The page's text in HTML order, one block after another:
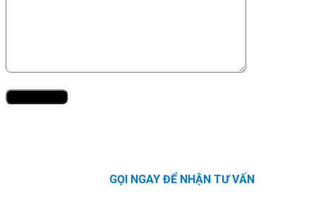
GỌI NGAY ĐỂ NHẬN TƯ VẤN